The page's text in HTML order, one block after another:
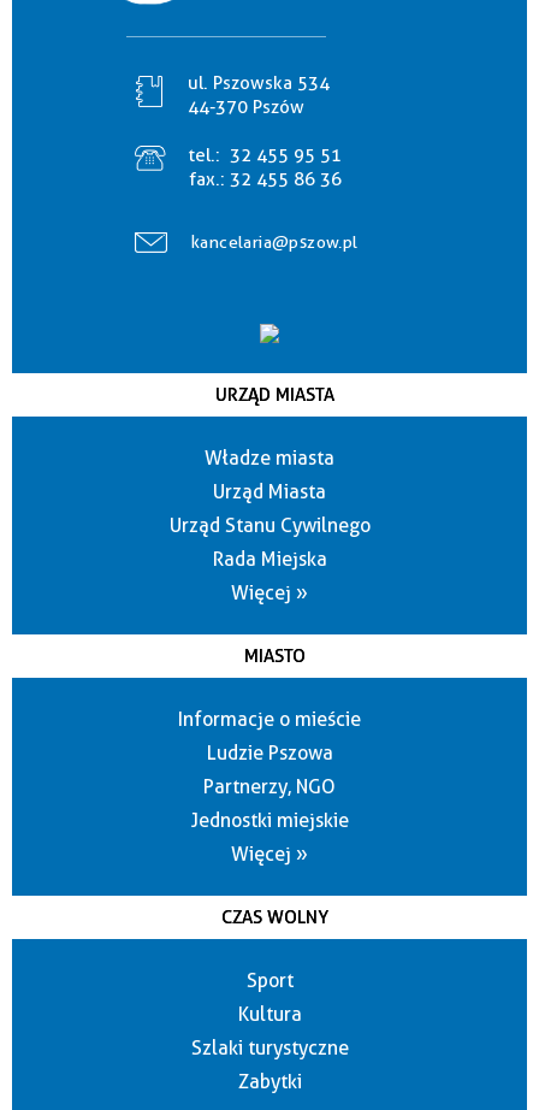
ul. Pszowska 534
44-370 Pszów
tel.: 32 455 95 51
fax.: 32 455 86 36
kancelaria@pszow.pl
URZĄD MIASTA
Władze miasta
Urząd Miasta
Urząd Stanu Cywilnego
Rada Miejska
Więcej »
MIASTO
Informacje o mieście
Ludzie Pszowa
Partnerzy, NGO
Jednostki miejskie
Więcej »
CZAS WOLNY
Sport
Kultura
Szlaki turystyczne
Zabytki